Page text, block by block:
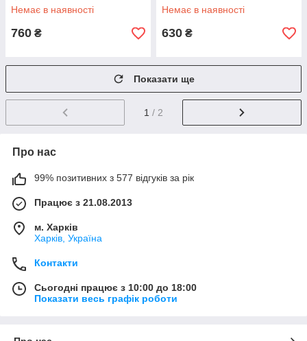
Немає в наявності
760 ₴
Немає в наявності
630 ₴
Показати ще
1 / 2
Про нас
99% позитивних з 577 відгуків за рік
Працює з 21.08.2013
м. Харків
Харків, Україна
Контакти
Сьогодні працює з 10:00 до 18:00
Показати весь графік роботи